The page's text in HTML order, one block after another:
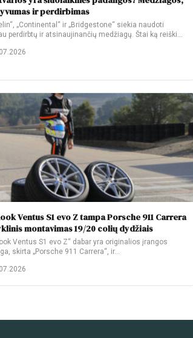
ir perdirbimas
„Continental“ ir „Bridgestone“ siekia naudoti
perdirbtų ir atsinaujinančių medžiagų. Štai ką reiškia
Ventus S1 evo Z tampa Porsche 911 Carrera
montavimas 19/20 colių dydžiais
Ventus S1 evo Z“ dabar yra originalios įrangos
skirta „Porsche 911 Carrera“, ir…